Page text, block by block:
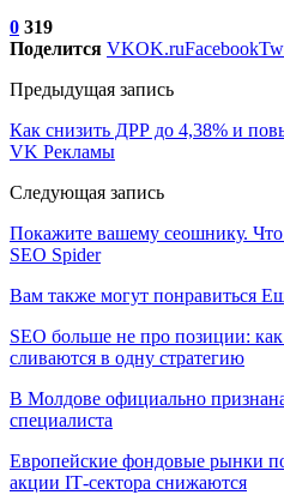
0 319
Поделится VKOK.ruFacebook
Предыдущая запись
Как снизить ДРР до 4,38% и
VK Рекламы
Следующая запись
Покажите вашему сеошнику. Что
SEO Spider
Вам также могут понравиться
SEO больше не про позиции:
сливаются в одну стратегию
В Молдове официально
специалиста
Европейские фондовые рынки
акции IT‑сектора снижаются